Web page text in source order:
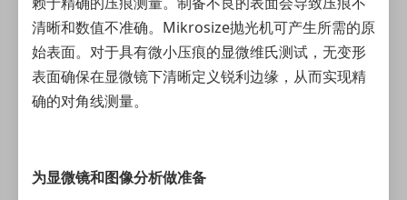
清晰和数值不准确。Mikrosize抛光机可产生所需的原
始表面。对于具有微小压痕的显微维氏测试，无变形
表面确保在显微镜下清晰定义锐利边缘，从而实现精
确的对角线测量。
为显微镜和图像分析做准备